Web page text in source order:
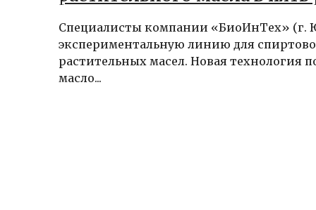
Специалисты компании «БиоИнТех» (г.
экспериментальную линию для
растительных масел. Новая технология
масло...